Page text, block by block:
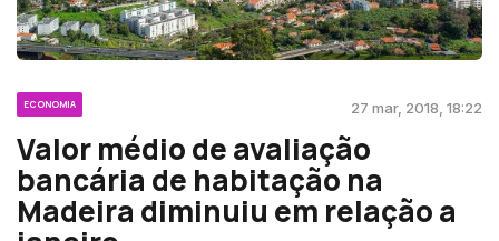
ECONOMIA 27 mar, 2018, 18:22
Valor médio de avaliação
bancária de habitação na
Madeira diminuiu em relação a